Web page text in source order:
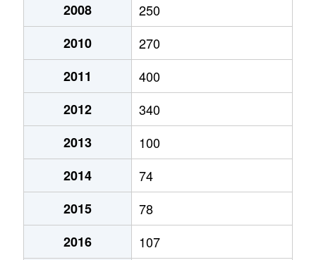
2008
250
2010
270
2011
400
2012
340
2013
100
2014
74
2015
78
2016
107